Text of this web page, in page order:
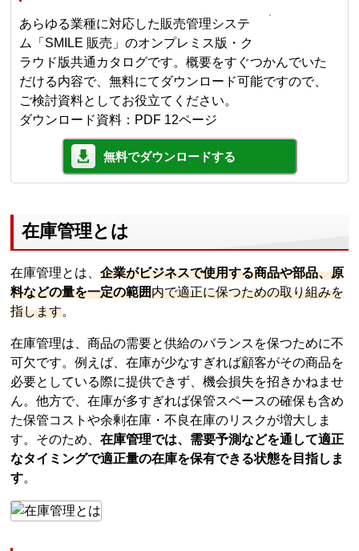
あらゆる業種に対応した販売管理システ
ム「SMILE 販売」のオンプレミス版・ク
ラウド版共通カタログです。概要をすぐつかんでいた
だける内容で、無料にてダウンロード可能ですので、
ご検討資料としてお役立てください。
ダウンロード資料：PDF 12ページ
無料でダウンロードする
在庫管理とは
在庫管理とは、企業がビジネスで使用する商品や部品、原
料などの量を一定の範囲内で適正に保つための取り組みを
指します。
在庫管理は、商品の需要と供給のバランスを保つために不
可欠です。例えば、在庫が少なすぎれば顧客がその商品を
必要としている際に提供できず、機会損失を招きかねませ
ん。他方で、在庫が多すぎれば保管スペースの確保も含め
た保管コストや余剰在庫・不良在庫のリスクが増大しま
す。そのため、在庫管理では、需要予測などを通して適正
なタイミングで適正量の在庫を保有できる状態を目指しま
す。